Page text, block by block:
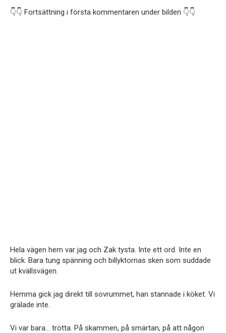
👇👇 Fortsättning i första kommentaren under bilden 👇👇
Hela vägen hem var jag och Zak tysta. Inte ett ord. Inte en
blick. Bara tung spänning och billyktornas sken som suddade
ut kvällsvägen.
Hemma gick jag direkt till sovrummet, han stannade i köket. Vi
grälade inte.
Vi var bara… trötta. På skammen, på smärtan, på att någon